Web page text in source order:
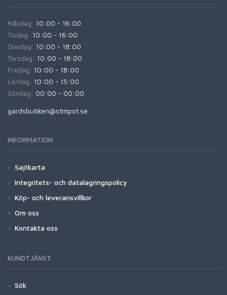
Måndag: 10:00 - 16:00
Tisdag: 10:00 - 16:00
Onsdag: 10:00 - 18:00
Torsdag: 10:00 - 18:00
Fredag: 10:00 - 18:00
Lördag: 10:00 - 15:00
Söndag: 00:00 - 00:00
gardsbutiken@stmpot.se
INFORMATION
Sajtkarta
Integritets- och datalagringspolicy
Köp- och leveransvillkor
Om oss
Kontakta oss
KUNDTJÄNST
Sök